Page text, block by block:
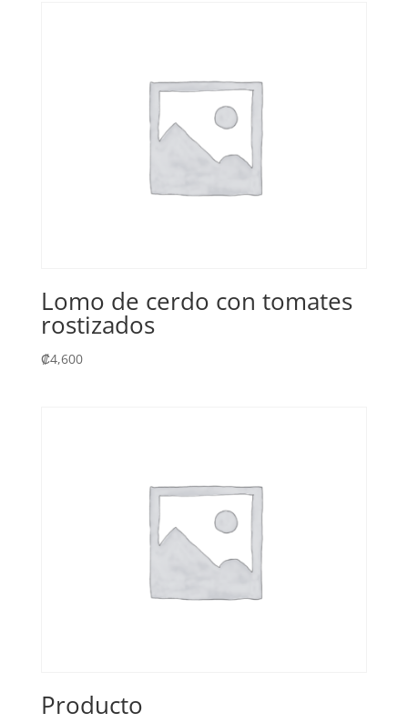
Lomo de cerdo con tomates
rostizados
₡4,600
Producto